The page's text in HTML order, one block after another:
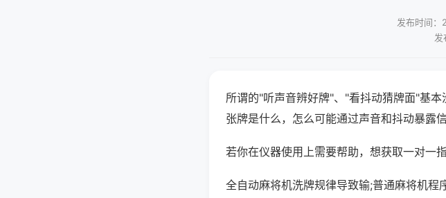
发布时间
发
所谓的"听声音辨好牌"、"看抖动猜牌面"基
张牌是什么，怎么可能通过声音和抖动暴露
若你在仪器使用上需要帮助，想获取一对一
全自动麻将机洗牌规律导致输;普通麻将机